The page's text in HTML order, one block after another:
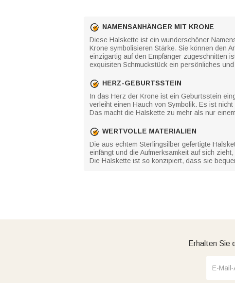
NAMENSANHÄNGER MIT KRONE
Diese Halskette ist ein wunderschöner
Krone symbolisieren Stärke. Sie können den
einzigartig auf den Empfänger zugeschnitten
exquisiten Schmuckstück ein persönliches
HERZ-GEBURTSSTEIN
In das Herz der Krone ist ein Geburtsstein
verleiht einen Hauch von Symbolik. Es ist
Das macht die Halskette zu mehr als nur
WERTVOLLE MATERIALIEN
Die aus echtem Sterlingsilber gefertigte
einfängt und die Aufmerksamkeit auf sich
Die Halskette ist so konzipiert, dass sie
Erhalten Sie